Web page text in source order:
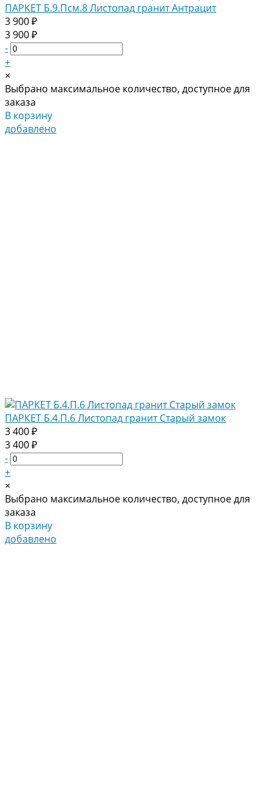
ПАРКЕТ Б.9.Псм.8 Листопад гранит Антрацит
3 900 ₽
3 900 ₽
-
+
×
Выбрано максимальное количество, доступное для
заказа
В корзину
добавлено
ПАРКЕТ Б.4.П.6 Листопад гранит Старый замок
3 400 ₽
3 400 ₽
-
+
×
Выбрано максимальное количество, доступное для
заказа
В корзину
добавлено